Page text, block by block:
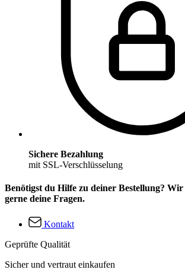
Sichere Bezahlung
mit SSL-Verschlüsselung
Benötigst du Hilfe zu deiner Bestellung?
gerne deine Fragen.
Kontakt
Geprüfte Qualität
Sicher und vertraut einkaufen